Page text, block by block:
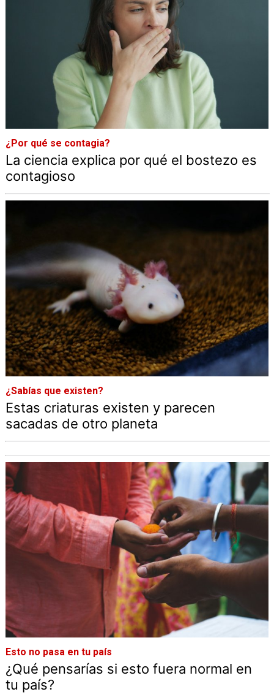
¿Por qué se contagia?
La ciencia explica por qué el bostezo es
contagioso
¿Sabías que existen?
Estas criaturas existen y parecen
sacadas de otro planeta
Esto no pasa en tu país
¿Qué pensarías si esto fuera normal en
tu país?